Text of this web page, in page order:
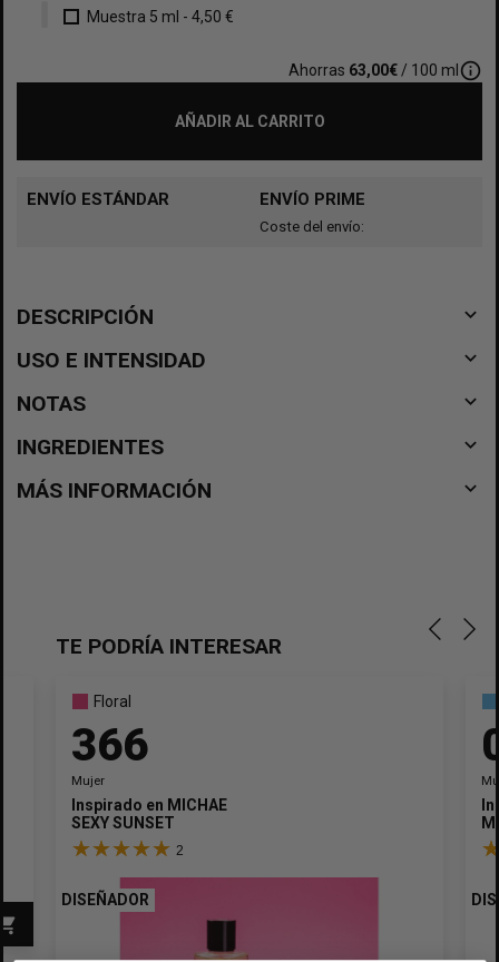
Crear lista de deseos
Muestra 5 ml - 4,50 €
Ahorras 63,00€ / 100 ml info_outline
AÑADIR AL CARRITO
ENVÍO ESTÁNDAR ENVÍO PRIME
Coste del envío:
DESCRIPCIÓN navigate_before
USO E INTENSIDAD navigate_before
NOTAS navigate_before
INGREDIENTES navigate_before
MÁS INFORMACIÓN navigate_before
TE PODRÍA INTERESAR
Floral
366
Mujer
Inspirado en MICHAEL KORS
SEXY SUNSET
2
DISEÑADOR